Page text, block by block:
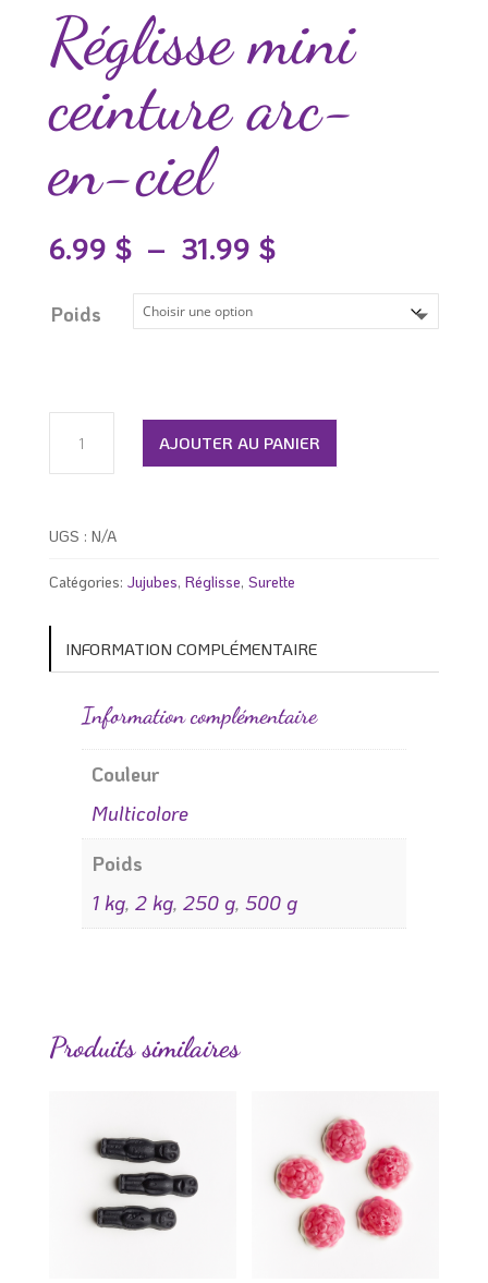
Réglisse mini
ceinture arc-
en-ciel
6.99 $ – 31.99 $Plage
de
prix :
à
Poids
quantité
Réglisse
arc-
ciel
AJOUTER AU PANIER
UGS : N/A
Catégories: Jujubes, Réglisse, Surette
INFORMATION COMPLÉMENTAIRE
Information complémentaire
Couleur
Multicolore
Poids
1 kg, 2 kg, 250 g, 500 g
Produits similaires